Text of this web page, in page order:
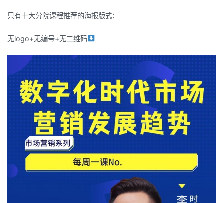
只有十大分院课程推荐的海报版式：
无logo+无编号+无二维码